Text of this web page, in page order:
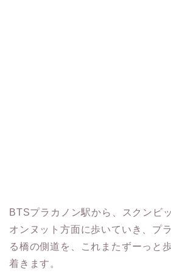
BTSプラカノン駅から、スクンビ
オンヌット方面に歩いていき、プ
る橋の側道を、これまたずーっと
着きます。